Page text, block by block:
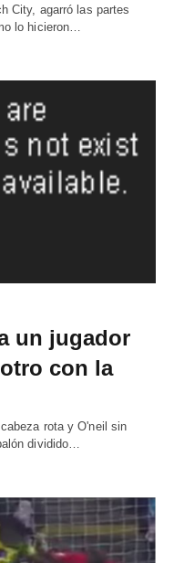
City, agarró las partes
lo hicieron…
un jugador
con la
rota y O'neil sin
dividido…